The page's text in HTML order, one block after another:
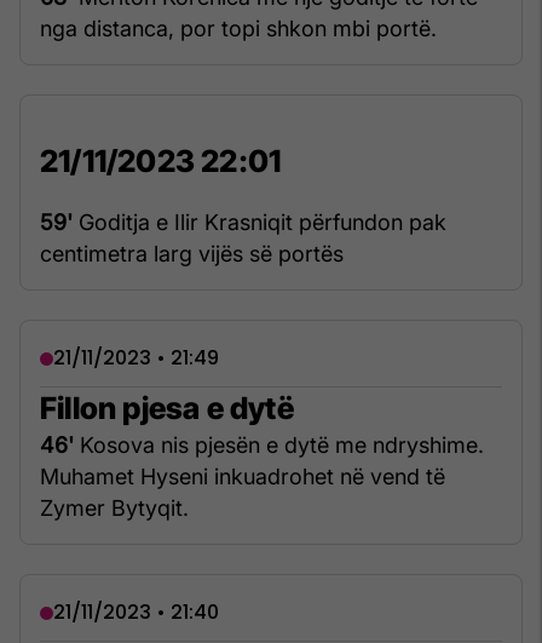
nga distanca, por topi shkon mbi portë.
21/11/2023 22:01
59' Goditja e Ilir Krasniqit përfundon pak
centimetra larg vijës së portës
21/11/2023 • 21:49
Fillon pjesa e dytë
46' Kosova nis pjesën e dytë me ndryshime.
Muhamet Hyseni inkuadrohet në vend të
Zymer Bytyqit.
21/11/2023 • 21:40